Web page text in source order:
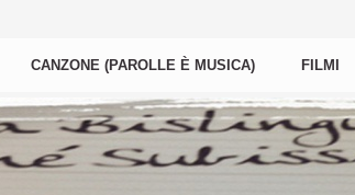
CANZONE (PAROLLE È MUSICA) FILMI